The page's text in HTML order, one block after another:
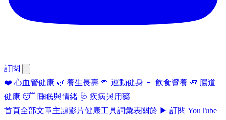
訂閱
❤️ 心血管健康 🌿 養生長壽 🏃 運動健身 🥗 飲食營養 🦠 腸道
健康 😴 睡眠與情緒 🩺 疾病與用藥
首頁全部文章主題影片健康工具詞彙表關於 ▶ 訂閱 YouTube